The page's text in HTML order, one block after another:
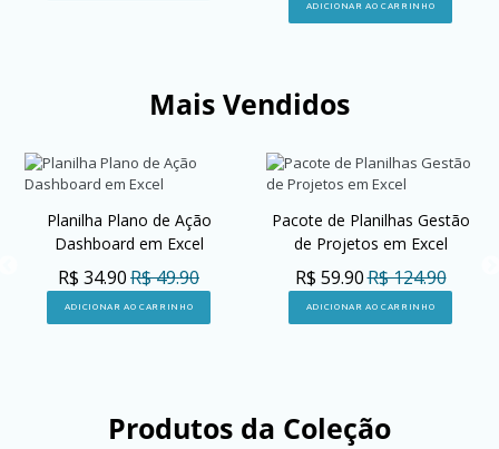
ADICIONAR AO CARRINHO
Mais Vendidos
Planilha Plano de Ação
Dashboard em Excel
R$ 34.90R$ 49.90
ADICIONAR AO CARRINHO
Pacote de Planilhas Gestão
de Projetos em Excel
R$ 59.90R$ 124.90
ADICIONAR AO CARRINHO
Produtos da Coleção